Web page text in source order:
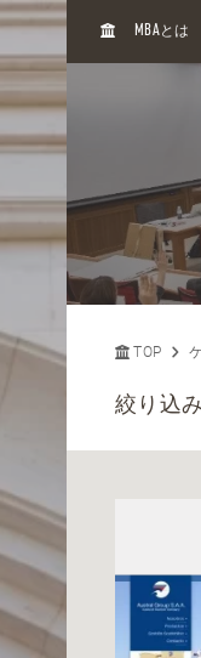
H
MBAとは
TOP
絞り込